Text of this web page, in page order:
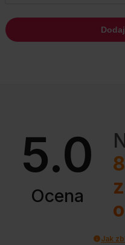
5.0
Ocena
Jak